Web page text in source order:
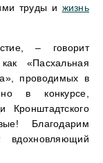
труды и жизнь
– говорит
«Пасхальная
проводимых в
в конкурсе,
Благодарим